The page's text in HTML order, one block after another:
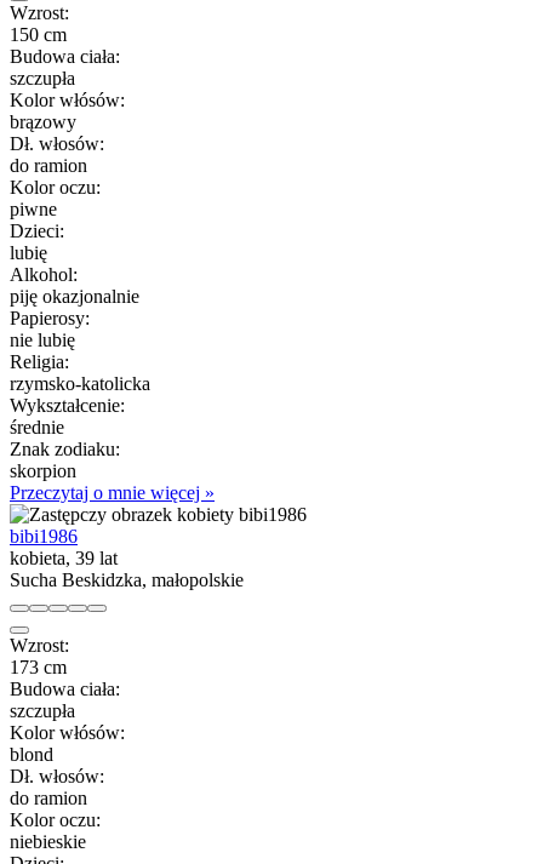
Wzrost:
150 cm
Budowa ciała:
szczupła
Kolor włósów:
brązowy
Dł. włosów:
do ramion
Kolor oczu:
piwne
Dzieci:
lubię
Alkohol:
piję okazjonalnie
Papierosy:
nie lubię
Religia:
rzymsko-katolicka
Wykształcenie:
średnie
Znak zodiaku:
skorpion
Przeczytaj o mnie więcej »
bibi1986
kobieta, 39 lat
Sucha Beskidzka, małopolskie
Wzrost:
173 cm
Budowa ciała:
szczupła
Kolor włósów:
blond
Dł. włosów:
do ramion
Kolor oczu:
niebieskie